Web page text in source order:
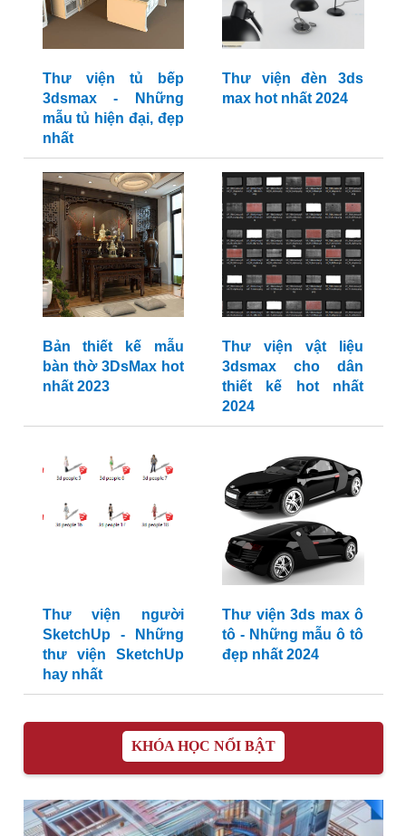
Thư viện tủ bếp
3dsmax - Những
mẫu tủ hiện đại, đẹp
nhất
Thư viện đèn 3ds
max hot nhất 2024
Bản thiết kế mẫu
bàn thờ 3DsMax hot
nhất 2023
Thư viện vật liệu
3dsmax cho dân
thiết kế hot nhất
2024
Thư viện người
SketchUp - Những
thư viện SketchUp
hay nhất
Thư viện 3ds max ô
tô - Những mẫu ô tô
đẹp nhất 2024
KHÓA HỌC NỔI BẬT